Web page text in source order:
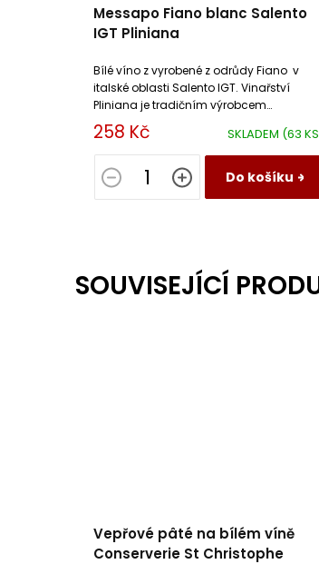
Messapo Fiano blanc Salento
IGT Pliniana
SKLADEM (63
258 Kč
Do košíku
Bílé víno z vyrobené z odrůdy Fiano v
italské oblasti Salento IGT. Vinařství
Pliniana je tradičním výrobcem
oblíbeného Primitiva.
SOUVISEJÍCÍ
Vepřové pâté na bílém víně
Conserverie St Christophe